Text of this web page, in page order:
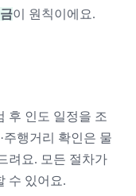
이 원칙이에요.
후 인도 일정을 조
주행거리 확인은 물
려요. 모든 절차가
수 있어요.